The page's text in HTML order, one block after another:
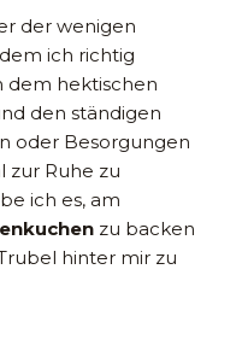
der wenigen
ich richtig
dem hektischen
den ständigen
oder Besorgungen
zur Ruhe zu
ich es, am
zu backen
hinter mir zu